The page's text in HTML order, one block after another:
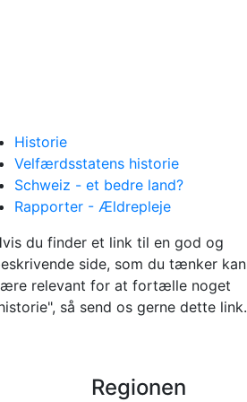
Historie
Velfærdsstatens historie
Schweiz - et bedre land?
Rapporter - Ældrepleje
du finder et link til en god og
side, som du tænker kan
relevant for at fortælle noget
så send os gerne dette link.
Regionen